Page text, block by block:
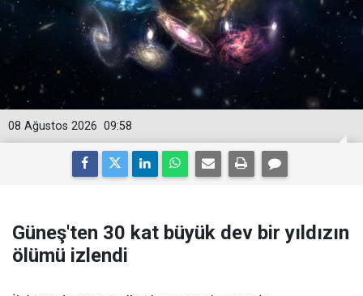
09:58
08 Ağustos 2026
Güneş'ten 30 kat büyük dev bir yıldızın
ölümü izlendi